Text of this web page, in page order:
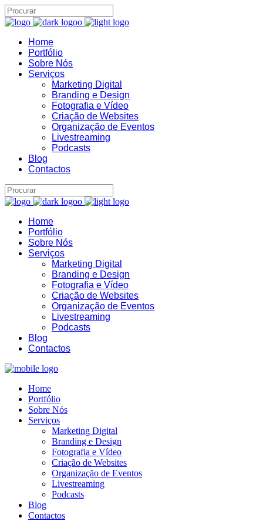
Home
Portfólio
Sobre Nós
Serviços
Marketing Digital
Branding e Design
Fotografia e Vídeo
Criação de Websites
Organização de Eventos
Livestreaming
Podcasts
Blog
Contactos
Home
Portfólio
Sobre Nós
Serviços
Marketing Digital
Branding e Design
Fotografia e Vídeo
Criação de Websites
Organização de Eventos
Livestreaming
Podcasts
Blog
Contactos
Home
Portfólio
Sobre Nós
Serviços
Marketing Digital
Branding e Design
Fotografia e Vídeo
Criação de Websites
Organização de Eventos
Livestreaming
Podcasts
Blog
Contactos
B22
Assistente IA · Brand22
Online
16:47